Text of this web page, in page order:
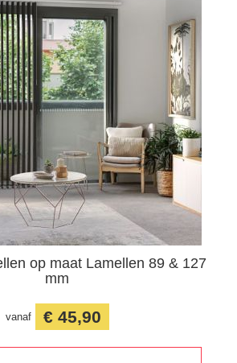
op maat Lamellen 89 & 127
mm
vanaf € 45,90